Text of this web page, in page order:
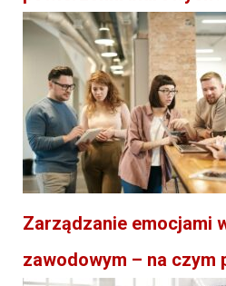
Zarządzanie emocjami
zawodowym – na czym